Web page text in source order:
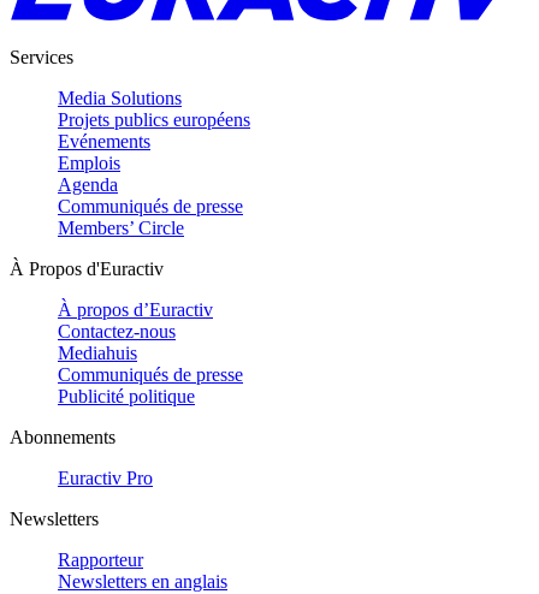
Services
Media Solutions
Projets publics européens
Evénements
Emplois
Agenda
Communiqués de presse
Members’ Circle
À Propos d'Euractiv
À propos d’Euractiv
Contactez-nous
Mediahuis
Communiqués de presse
Publicité politique
Abonnements
Euractiv Pro
Newsletters
Rapporteur
Newsletters en anglais